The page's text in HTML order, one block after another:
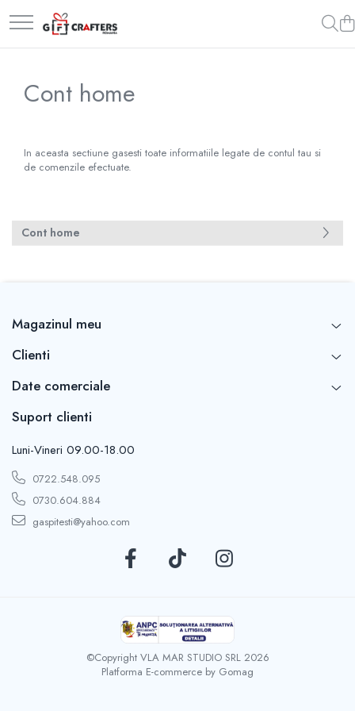
Nunta
Meniuri nunta
Plicuri de bani DL
Botez
Invitatii botez
Cadouri personalizate
Pusculite personalizate
Rame personalizate
Cont home
In aceasta sectiune gasesti toate informatiile legate de contul tau si
de comenzile efectuate.
Cont home
Magazinul meu
Clienti
Date comerciale
Suport clienti
Luni-Vineri 09.00-18.00
0722.548.095
0730.604.884
gaspitesti@yahoo.com
©Copyright VLA MAR STUDIO SRL 2026
Platforma E-commerce by Gomag